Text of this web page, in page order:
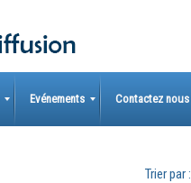
Evénements Contactez nous
Trier par :